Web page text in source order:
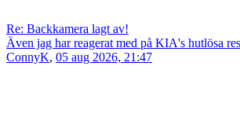
Re: Backkamera lagt av!
Även jag har reagerat med på KIA's hutlösa
ConnyK, 05 aug 2026, 21:47